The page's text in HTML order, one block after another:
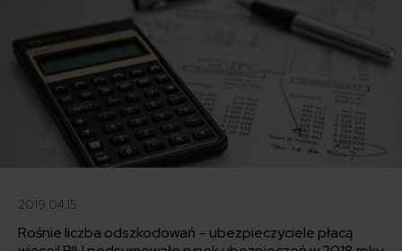
2019.04.15
Rośnie liczba odszkodowań – ubezpieczyciele płacą